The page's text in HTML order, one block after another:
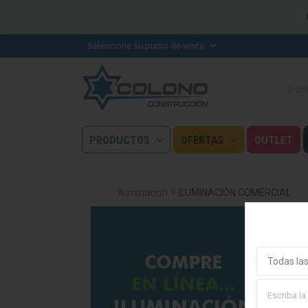
Seleccione su punto de venta:
PRODUCTOS OFERTAS OUTLET
ILUMINACIÓN COMERCIAL
Todas